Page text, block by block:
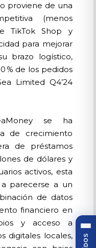
proviene de una
(menos
TikTok Shop y
para mejorar
brazo logístico,
% de los pedidos
Limited Q4’24
se ha
de crecimiento
de préstamos
de dólares y
activos, esta
parecerse a un
de datos
financiero en
y acceso a
digitales locales,